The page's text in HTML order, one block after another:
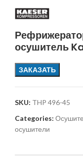
осушитель
ЗАКАЗАТЬ
SKU: THP 496-45
Categories:
осушители